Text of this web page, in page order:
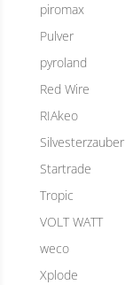
piromax
Pulver
pyroland
Red Wire
RIAkeo
Silvesterzauber
Startrade
Tropic
VOLT WATT
weco
Xplode